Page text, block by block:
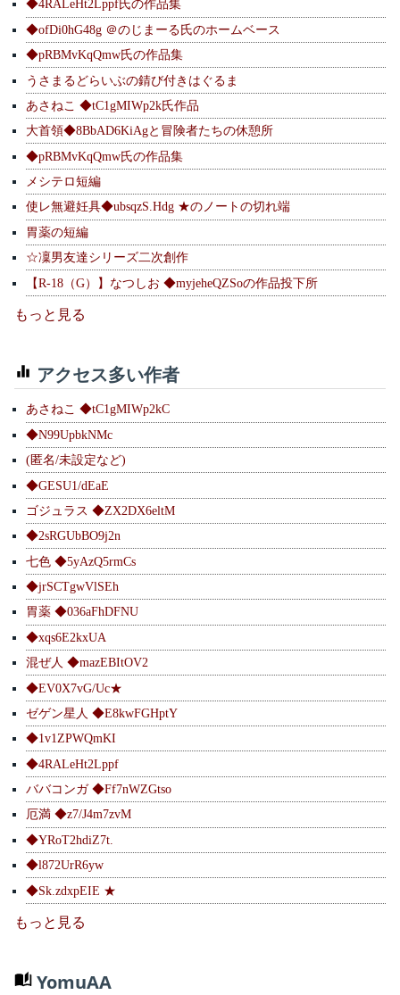
◆4RALeHt2Lppf氏の作品集
◆ofDi0hG48g ＠のじまーる氏のホームベース
◆pRBMvKqQmw氏の作品集
うさまるどらいぶの錆び付きはぐるま
あさねこ ◆tC1gMIWp2k氏作品
大首領◆8BbAD6KiAgと冒険者たちの休憩所
◆pRBMvKqQmw氏の作品集
メシテロ短編
使レ無避妊具◆ubsqzS.Hdg ★のノートの切れ端
胃薬の短編
☆凜男友達シリーズ二次創作
【R-18（G）】なつしお ◆myjeheQZSoの作品投下所
もっと見る
アクセス多い作者
あさねこ ◆tC1gMIWp2kC
◆N99UpbkNMc
(匿名/未設定など)
◆GESU1/dEaE
ゴジュラス ◆ZX2DX6eltM
◆2sRGUbBO9j2n
七色 ◆5yAzQ5rmCs
◆jrSCTgwVlSEh
胃薬 ◆036aFhDFNU
◆xqs6E2kxUA
混ぜ人 ◆mazEBItOV2
◆EV0X7vG/Uc★
ゼゲン星人 ◆E8kwFGHptY
◆1v1ZPWQmKI
◆4RALeHt2Lppf
ババコンガ ◆Ff7nWZGtso
厄満 ◆z7/J4m7zvM
◆YRoT2hdiZ7t.
◆l872UrR6yw
◆Sk.zdxpEIE ★
もっと見る
YomuAA